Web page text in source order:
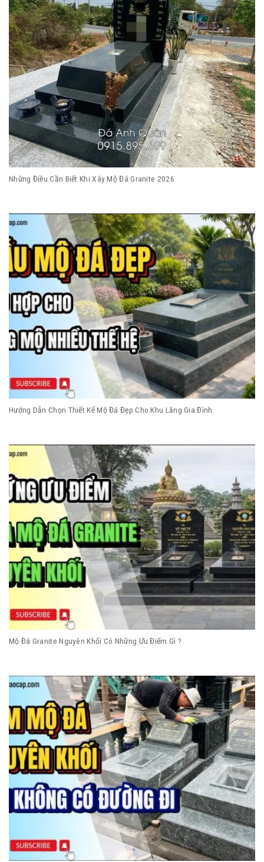
Những Điều Cần Biết Khi Xây Mộ Đá Granite 2026
Hướng Dẫn Chọn Thiết Kế Mộ Đá Đẹp Cho Khu Lăng Gia Đình
Mộ Đá Granite Nguyên Khối Có Những Ưu Điểm Gì ?